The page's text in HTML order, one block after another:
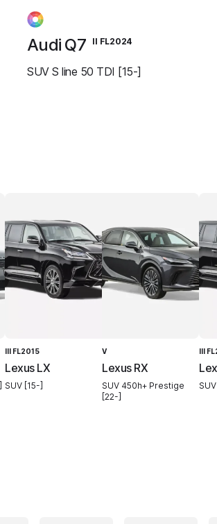
Audi Q7 II FL2024
SUV S line 50 TDI [15-]
III FL2015
Lexus LX
SUV [15-]
V
Lexus RX
SUV 450h+ Prestige
[22-]
III